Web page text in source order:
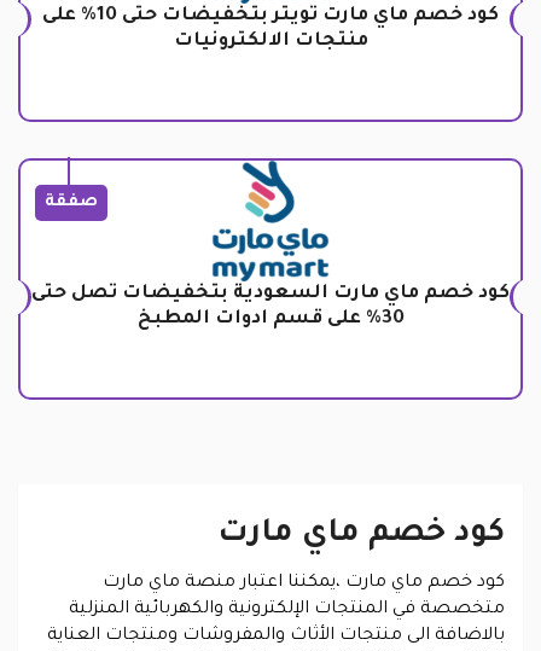
كود خصم ماي مارت تويتر بتخفيضات حتى 10% على
منتجات الالكترونيات
صفقة
كود خصم ماي مارت السعودية بتخفيضات تصل حتى
30% على قسم ادوات المطبخ
كود خصم ماي مارت
كود خصم ماي مارت ،يمكننا اعتبار منصة ماي مارت
متخصصة في المنتجات الإلكترونية والكهربائية المنزلية
بالاضافة الى منتجات الأثاث والمفروشات ومنتجات العناية